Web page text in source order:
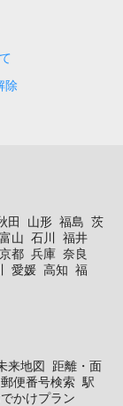
除
田 山形 福島 茨
富山 石川
福井
京都 兵庫 奈良
愛媛 高知 福
来地図
距離・面
郵便番号検索 駅
かけプラン